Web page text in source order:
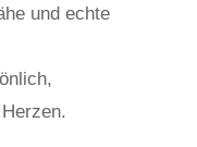
und echte